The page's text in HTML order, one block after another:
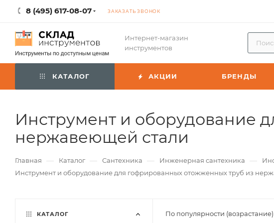
8 (495) 617-08-07 ЗАКАЗАТЬ ЗВОНОК
Интернет-магазин
инструментов
КАТАЛОГ АКЦИИ БРЕНДЫ
Инструмент и оборудование
нержавеющей стали
Главная — Каталог — Сантехника — Инженерная сантехника —
Инструмент и оборудование для гофрированных отожженных труб из
По популярности (возрастание)
КАТАЛОГ